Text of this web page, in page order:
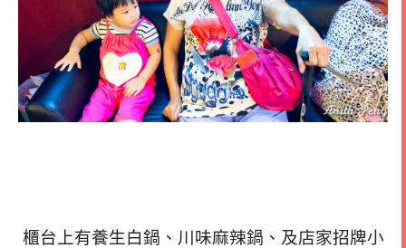
櫃台上有養生白鍋、川味麻辣鍋、及店家招牌小